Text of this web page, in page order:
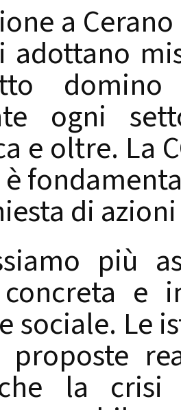
a
adottano
ogni
e oltre. La
di
più
e
sociale. Le
la crisi